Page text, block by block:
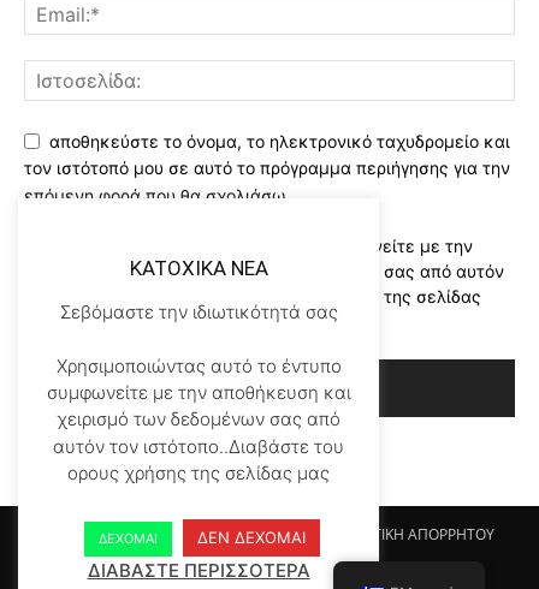
αποθηκεύστε το όνομα, το ηλεκτρονικό ταχυδρομείο και
τον ιστότοπό μου σε αυτό το πρόγραμμα περιήγησης για την
επόμενη φορά που θα σχολιάσω.
Χρησιμοποιώντας αυτό το έντυπο συμφωνείτε με την
αποθήκευση και χειρισμό των δεδομένων σας από αυτόν
τον ιστότοπο..Διαβάστε του ορους χρήσης της σελίδας
μας*
Αρχικη KATOHIKA NEA Login Register
ΠΟΛΙΤΙΚΗ ΑΠΟΡΡΗΤΟΥ
ΟΡΟΙ ΧΡΗΣΗΣ
ΕΠΙΚΟΙΝΩΝΙΑ
KATOXIKA NEA
Σεβόμαστε την ιδιωτικότητά σας
Χρησιμοποιώντας αυτό το έντυπο
συμφωνείτε με την αποθήκευση και
χειρισμό των δεδομένων σας από
αυτόν τον ιστότοπο..Διαβάστε του
ορους χρήσης της σελίδας μας
ΔΕΧΟΜΑΙ ΔΕΝ ΔΕΧΟΜΑΙ
ΔΙΑΒΑΣΤΕ ΠΕΡΙΣΣΟΤΕΡΑ